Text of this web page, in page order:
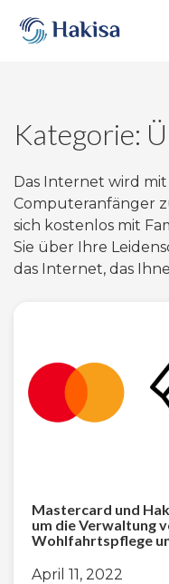
content
Kategorie:
Das Internet wird
Computeranfänger
sich kostenlos mit
Sie über Ihre
das Internet, das
Mastercard und
um die Verwaltung
Wohlfahrtspflege
April 11, 2022